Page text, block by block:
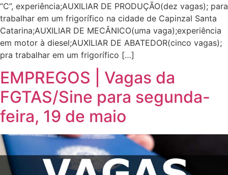
“C”, experiência;AUXILIAR DE PRODUÇÃO(dez vagas); para
trabalhar em um frigorífico na cidade de Capinzal Santa
Catarina;AUXILIAR DE MECÂNICO(uma vaga);experiência
em motor à diesel;AUXILIAR DE ABATEDOR(cinco vagas);
pra trabalhar em um frigorífico […]
EMPREGOS | Vagas da
FGTAS/Sine para segunda-
feira, 19 de maio